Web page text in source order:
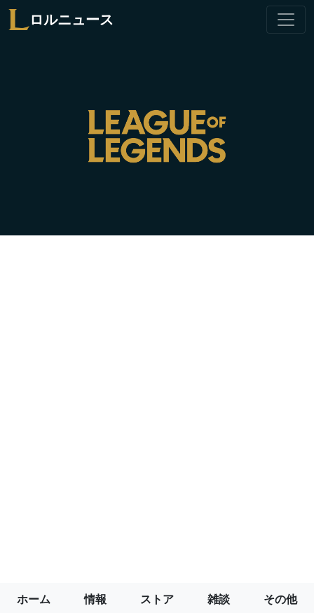
ロルニュース
ホーム 情報 ストア 雑談 その他